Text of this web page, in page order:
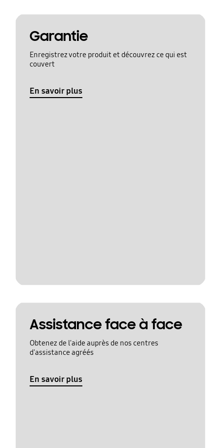
Garantie
Enregistrez votre produit et découvrez ce qui est
couvert
En savoir plus
Assistance face à face
Obtenez de l'aide auprès de nos centres
d'assistance agréés
En savoir plus